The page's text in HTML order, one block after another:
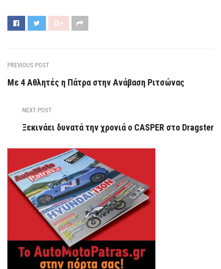
PREVIOUS POST
Με 4 Αθλητές η Πάτρα στην Ανάβαση Ριτσώνας
NEXT POST
Ξεκινάει δυνατά την χρονιά ο CASPER στο Dragster